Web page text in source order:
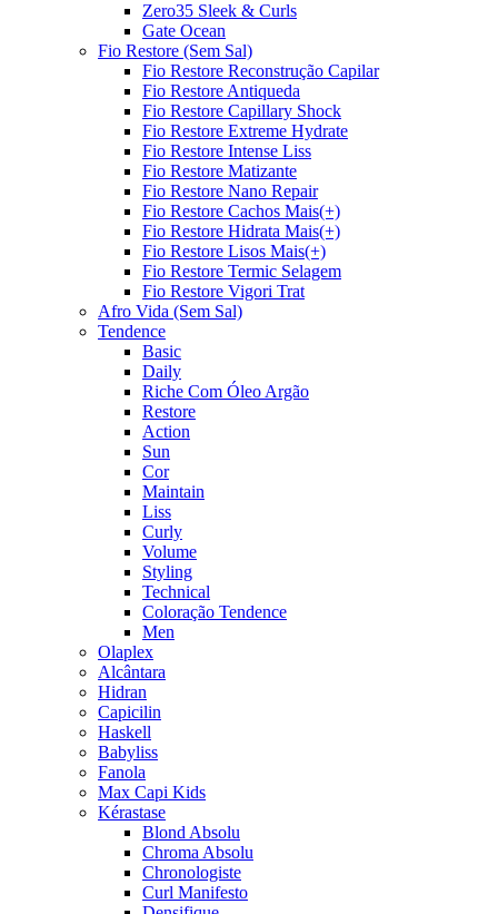
Zero35 Sleek & Curls
Gate Ocean
Fio Restore (Sem Sal)
Fio Restore Reconstrução Capilar
Fio Restore Antiqueda
Fio Restore Capillary Shock
Fio Restore Extreme Hydrate
Fio Restore Intense Liss
Fio Restore Matizante
Fio Restore Nano Repair
Fio Restore Cachos Mais(+)
Fio Restore Hidrata Mais(+)
Fio Restore Lisos Mais(+)
Fio Restore Termic Selagem
Fio Restore Vigori Trat
Afro Vida (Sem Sal)
Tendence
Basic
Daily
Riche Com Óleo Argão
Restore
Action
Sun
Cor
Maintain
Liss
Curly
Volume
Styling
Technical
Coloração Tendence
Men
Olaplex
Alcântara
Hidran
Capicilin
Haskell
Babyliss
Fanola
Max Capi Kids
Kérastase
Blond Absolu
Chroma Absolu
Chronologiste
Curl Manifesto